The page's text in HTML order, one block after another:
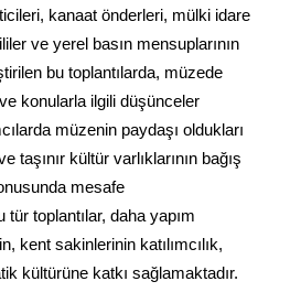
kanaat önderleri, mülki idare
ve yerel basın mensuplarının
bu toplantılarda, müzede
konularla ilgili düşünceler
müzenin paydaşı oldukları
taşınır kültür varlıklarının bağış
mesafe
toplantılar, daha yapım
kent sakinlerinin katılımcılık,
kültürüne katkı sağlamaktadır.